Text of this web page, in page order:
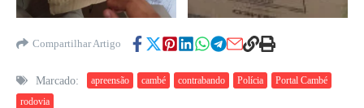
Compartilhar Artigo
Marcado: apreensão cambé contrabando Polícia
Portal Cambé
rodovia